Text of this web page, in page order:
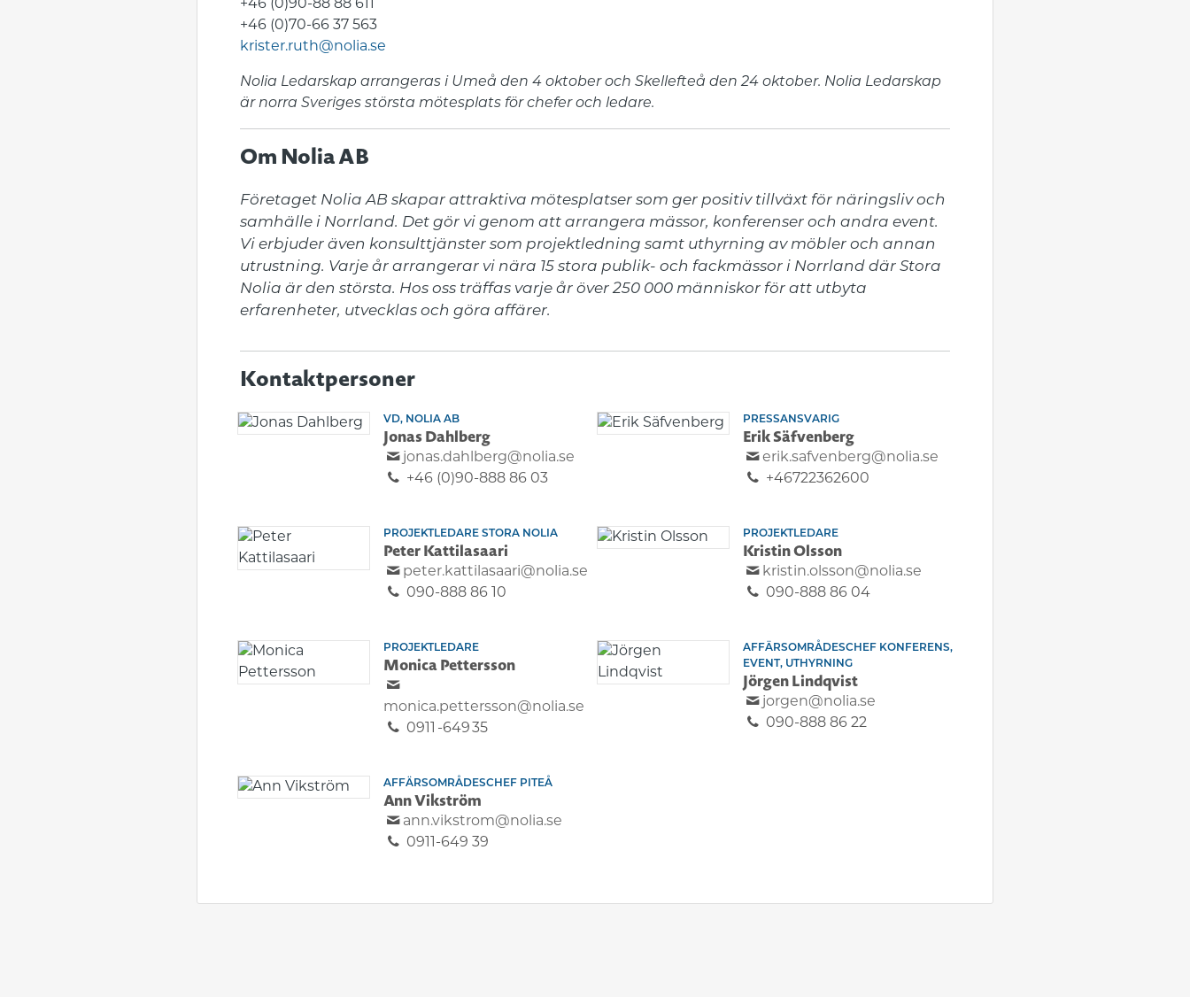
+46 (0)90-88 88 611
+46 (0)70-66 37 563
krister.ruth@nolia.se
Nolia Ledarskap arrangeras i Umeå den 4 oktober och Skellefteå den 24 oktober. Nolia Ledarskap
är norra Sveriges största mötesplats för chefer och ledare.
Om Nolia AB
Företaget Nolia AB skapar attraktiva mötesplatser som ger positiv tillväxt för näringsliv och
samhälle i Norrland. Det gör vi genom att arrangera mässor, konferenser och andra event.
Vi erbjuder även konsulttjänster som projektledning samt uthyrning av möbler och annan
utrustning. Varje år arrangerar vi nära 15 stora publik- och fackmässor i Norrland där Stora
Nolia är den största. Hos oss träffas varje år över 250 000 människor för att utbyta
erfarenheter, utvecklas och göra affärer.
Kontaktpersoner
VD, NOLIA AB
Jonas Dahlberg
jonas.dahlberg@nolia.se
+46 (0)90-888 86 03
PRESSANSVARIG
Erik Säfvenberg
erik.safvenberg@nolia.se
+46722362600
PROJEKTLEDARE STORA NOLIA
Peter Kattilasaari
peter.kattilasaari@nolia.se
090-888 86 10
PROJEKTLEDARE
Kristin Olsson
kristin.olsson@nolia.se
090-888 86 04
PROJEKTLEDARE
Monica Pettersson
monica.pettersson@nolia.se
0911 -649 35
AFFÄRSOMRÅDESCHEF KONFERENS,
EVENT, UTHYRNING
Jörgen Lindqvist
jorgen@nolia.se
090-888 86 22
AFFÄRSOMRÅDESCHEF PITEÅ
Ann Vikström
ann.vikstrom@nolia.se
0911-649 39